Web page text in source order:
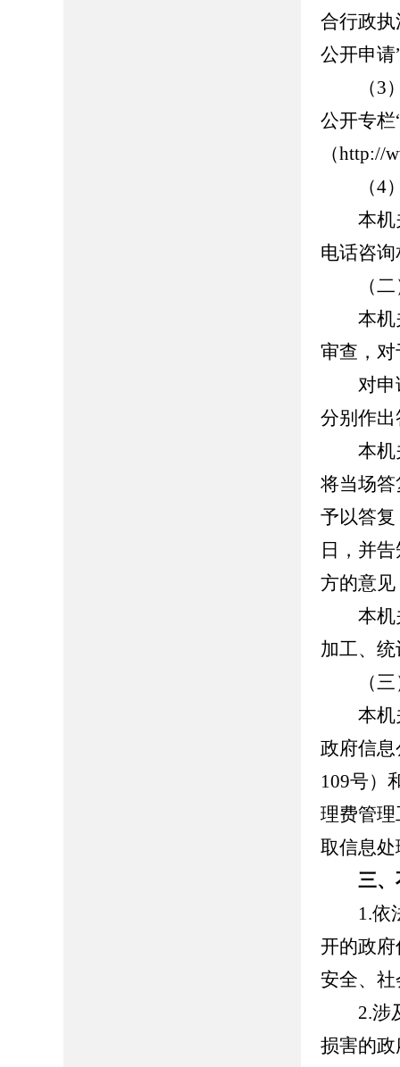
合行政
公开申请
（3）
公开专
（http://
（4）
本机关
电话咨
（二
本机关
审查，
对申请
分别作
本机关
将当场
予以答
日，并
方的意
本机关
加工、
（三
本机关
政府信
109号）
理费管
取信息
三
1.依法
开的政
安全、
2.涉及
损害的